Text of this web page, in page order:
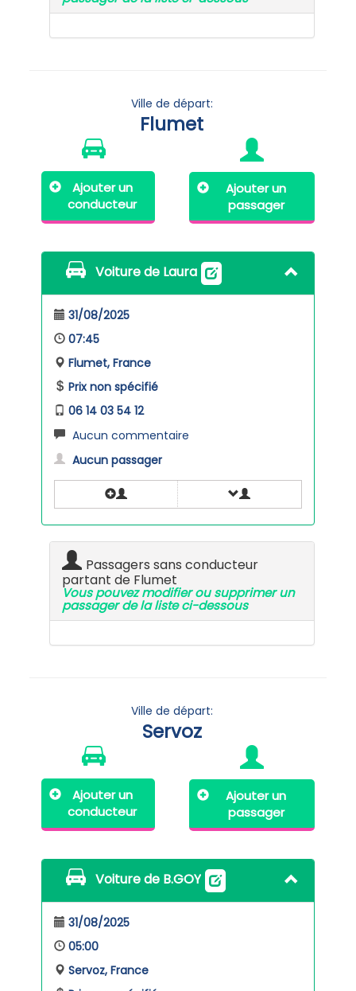
Ville de départ:
Flumet
Ajouter un
conducteur
Ajouter un
passager
Voiture de Laura
31/08/2025
07:45
Flumet, France
Prix non spécifié
06 14 03 54 12
Aucun commentaire
Aucun passager
Passagers sans conducteur
partant de Flumet
Vous pouvez modifier ou supprimer un
passager de la liste ci-dessous
Ville de départ:
Servoz
Ajouter un
conducteur
Ajouter un
passager
Voiture de B.GOY
31/08/2025
05:00
Servoz, France